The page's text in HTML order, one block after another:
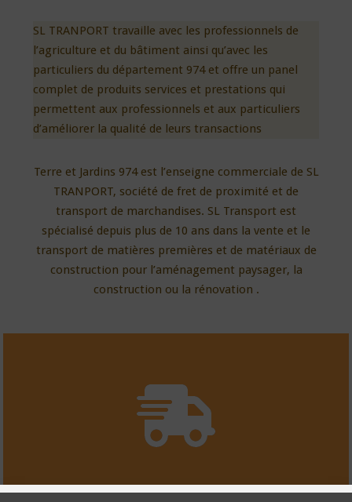
SL TRANPORT travaille avec les professionnels de
l’agriculture et du bâtiment ainsi qu’avec les
particuliers du département 974 et offre un panel
complet de produits services et prestations qui
permettent aux professionnels et aux particuliers
d’améliorer la qualité de leurs transactions
Terre et Jardins 974 est l’enseigne commerciale de SL
TRANPORT, société de fret de proximité et de
transport de marchandises. SL Transport est
spécialisé depuis plus de 10 ans dans la vente et le
transport de matières premières et de matériaux de
construction pour l’aménagement paysager, la
construction ou la rénovation .